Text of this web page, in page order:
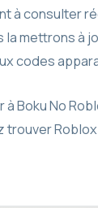
à consulter
mettrons à
codes
à Boku No
trouver